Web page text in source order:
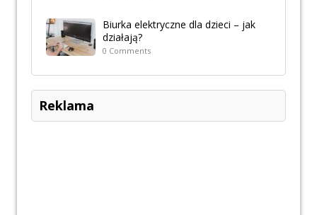
Biurka elektryczne dla dzieci – jak
działają?
0 Comments
Reklama